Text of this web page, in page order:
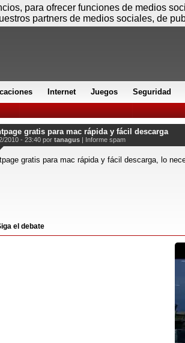
Internet Juegos Seguridad
gratis para mac rápida y fácil descarga
2010 - 23:40 por tanagus | Informe spam
gratis para mac rápida y fácil descarga, lo
el debate
para ofrecer funciones de medios
partners de medios sociales, de